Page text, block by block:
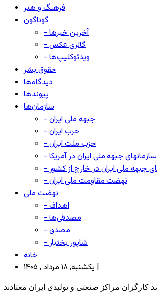
فرهنگ و هنر
گوناگون
- آخرین خبرها
- گالری عکس
- ویدئوکلیپ‌ها
حقوق بشر
دیدگاه‌ها
پیوندها
سازمان‌ها
- جبهه ملی ایران
- حزب ایران
- حزب ملت ایران
- سازمانهای جبهه ملی ایران در آمریکا
جبهه ملی ایران در خارج از کشور
- نهضت مقاومت ملی ایران
نهضت ملی
- اهداف
- مصدقی‌ها
- مصدق
- شاپور بختیار
خانه
یکشنبه, ۱۸ مرداد , ۱۴۰۵ |